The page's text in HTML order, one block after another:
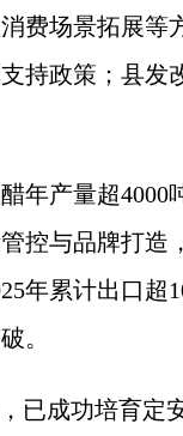
费场景拓展
持政策；县发
产量超4000
控与品牌打造
年累计出口超
。
成功培育定